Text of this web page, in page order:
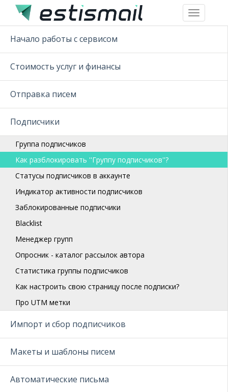
Toggle
navigation
Начало работы с сервисом
Стоимость услуг и финансы
Отправка писем
Подписчики
Группа подписчиков
Как разблокировать ''Группу подписчиков''?
Статусы подписчиков в аккаунте
Индикатор активности подписчиков
Заблокированные подписчики
Blacklist
Менеджер групп
Опросник - каталог рассылок автора
Статистика группы подписчиков
Как настроить свою страницу после подписки?
Про UTM метки
Импорт и сбор подписчиков
Макеты и шаблоны писем
Автоматические письма